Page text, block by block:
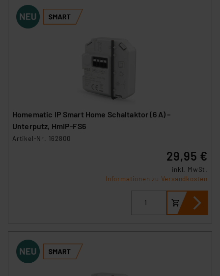
Homematic IP Smart Home Schaltaktor (6 A) –
Unterputz, HmIP-FS6
Artikel-Nr. 162800
29,95 €
inkl. MwSt.
Informationen zu Versandkosten